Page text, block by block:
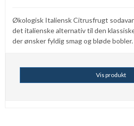
Økologisk Italiensk Citrusfrugt
det italienske alternativ til den
der ønsker fyldig smag og bløde bobler.
Vis produkt